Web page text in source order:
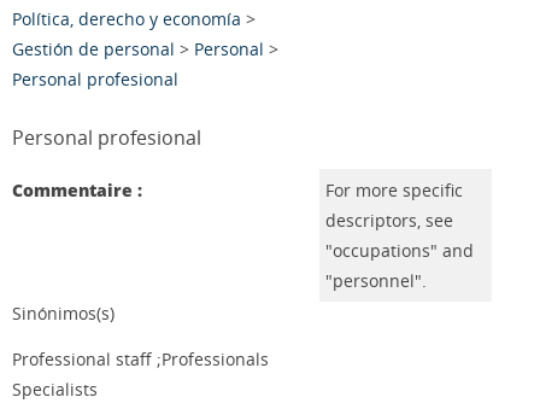
Política, derecho y economía >
Gestión de personal > Personal >
Personal profesional
Personal profesional
Commentaire :
For more specific
descriptors, see
"occupations" and
"personnel".
Sinónimos(s)
Professional staff ;Professionals
Specialists